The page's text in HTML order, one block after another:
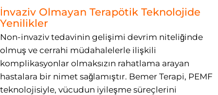
İnvaziv Olmayan Terapötik Teknolojide
Yenilikler
Non-invaziv tedavinin gelişimi devrim niteliğinde
olmuş ve cerrahi müdahalelerle ilişkili
komplikasyonlar olmaksızın rahatlama arayan
hastalara bir nimet sağlamıştır. Bemer Terapi, PEMF
teknolojisiyle, vücudun iyileşme süreçlerini